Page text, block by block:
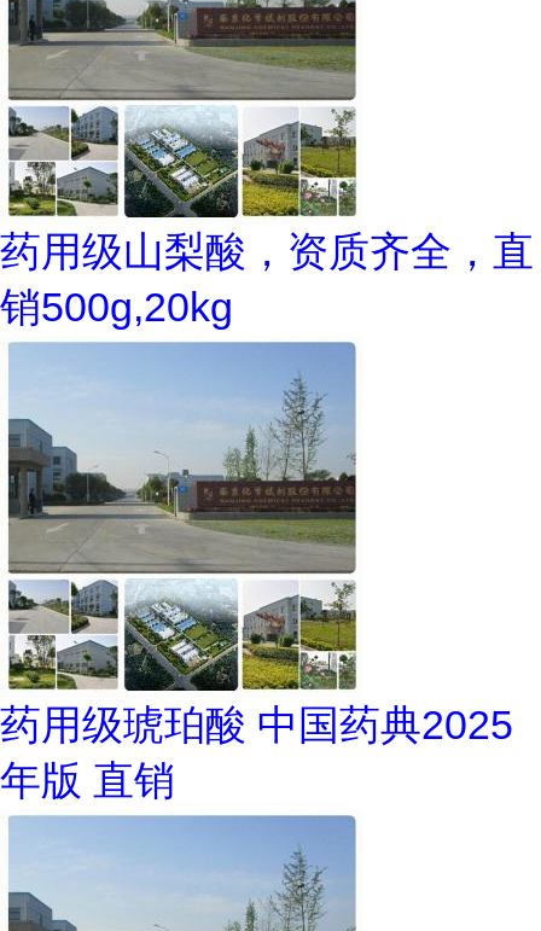
药用级山梨酸，资质齐全，直
销500g,20kg
药用级琥珀酸 中国药典2025
年版 直销